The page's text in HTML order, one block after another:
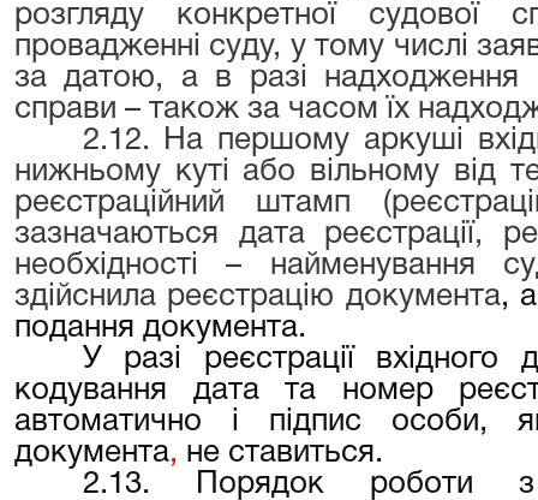
розгляду конкретної судової
провадженні суду, у тому числі
за датою, а в разі надходження
справи – також за часом їх
2.12. На першому аркуші
нижньому куті або вільному від
реєстраційний штамп
зазначаються дата реєстрації,
необхідності – найменування
здійснила реєстрацію документа,
подання документа.
У разі реєстрації
кодування дата та номер
автоматично і підпис особи,
документа, не ставиться.
2.13. Порядок роботи